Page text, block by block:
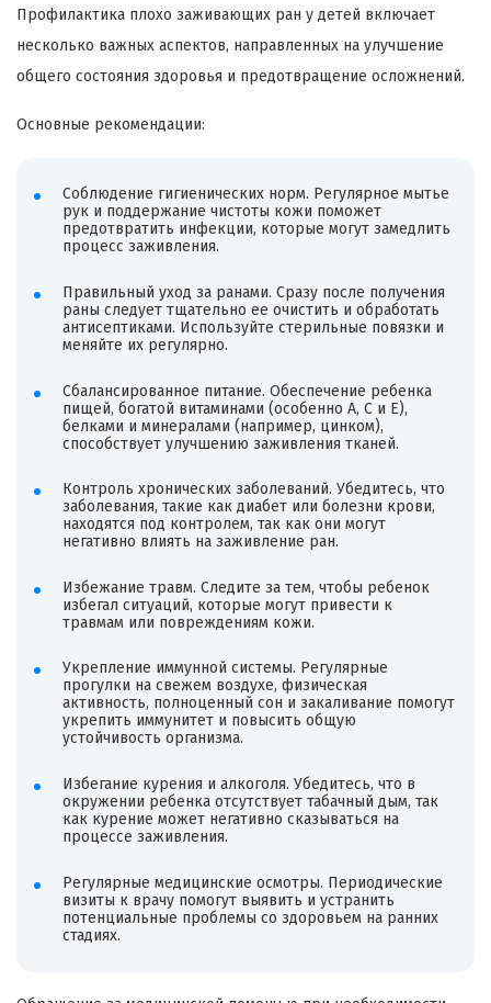
Профилактика плохо заживающих ран у детей включает
несколько важных аспектов, направленных на улучшение
общего состояния здоровья и предотвращение осложнений.
Основные рекомендации:
Соблюдение гигиенических норм. Регулярное мытье
рук и поддержание чистоты кожи поможет
предотвратить инфекции, которые могут замедлить
процесс заживления.
Правильный уход за ранами. Сразу после получения
раны следует тщательно ее очистить и обработать
антисептиками. Используйте стерильные повязки и
меняйте их регулярно.
Сбалансированное питание. Обеспечение ребенка
пищей, богатой витаминами (особенно A, C и E),
белками и минералами (например, цинком),
способствует улучшению заживления тканей.
Контроль хронических заболеваний. Убедитесь, что
заболевания, такие как диабет или болезни крови,
находятся под контролем, так как они могут
негативно влиять на заживление ран.
Избежание травм. Следите за тем, чтобы ребенок
избегал ситуаций, которые могут привести к
травмам или повреждениям кожи.
Укрепление иммунной системы. Регулярные
прогулки на свежем воздухе, физическая
активность, полноценный сон и закаливание помогут
укрепить иммунитет и повысить общую
устойчивость организма.
Избегание курения и алкоголя. Убедитесь, что в
окружении ребенка отсутствует табачный дым, так
как курение может негативно сказываться на
процессе заживления.
Регулярные медицинские осмотры. Периодические
визиты к врачу помогут выявить и устранить
потенциальные проблемы со здоровьем на ранних
стадиях.